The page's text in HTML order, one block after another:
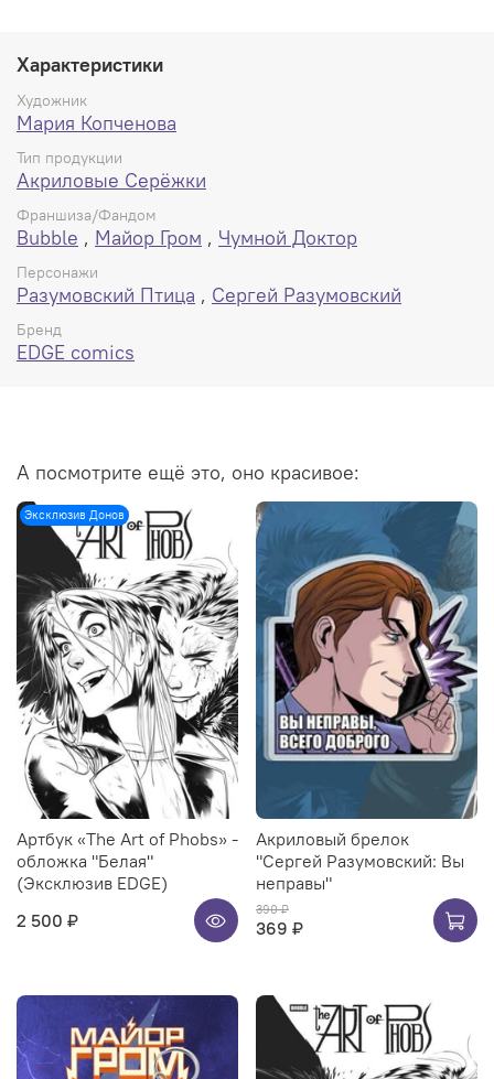
Характеристики
Художник
Мария Копченова
Тип продукции
Акриловые Серёжки
Франшиза/Фандом
Bubble , Майор Гром , Чумной Доктор
Персонажи
Разумовский Птица , Сергей Разумовский
Бренд
EDGE comics
А посмотрите ещё это, оно красивое:
Эксклюзив Донов
Артбук «The Art of Phobs» -
обложка "Белая"
(Эксклюзив EDGE)
2 500 ₽
Акриловый брелок
"Сергей Разумовский: Вы
неправы"
390 ₽
369 ₽